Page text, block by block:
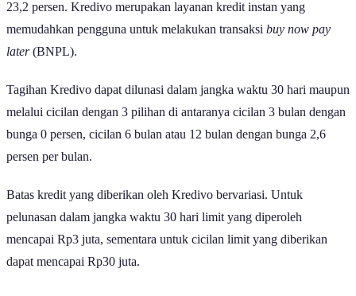
23,2 persen. Kredivo merupakan layanan kredit instan yang
memudahkan pengguna untuk melakukan transaksi buy now pay
later(BNPL).
Tagihan Kredivo dapat dilunasi dalam jangka waktu 30 hari maupun
melalui cicilan dengan 3 pilihan di antaranya cicilan 3 bulan dengan
bunga 0 persen, cicilan 6 bulan atau 12 bulan dengan bunga 2,6
persen per bulan.
Batas kredit yang diberikan oleh Kredivo bervariasi. Untuk
pelunasan dalam jangka waktu 30 hari limit yang diperoleh
mencapai Rp3 juta, sementara untuk cicilan limit yang diberikan
dapat mencapai Rp30 juta.